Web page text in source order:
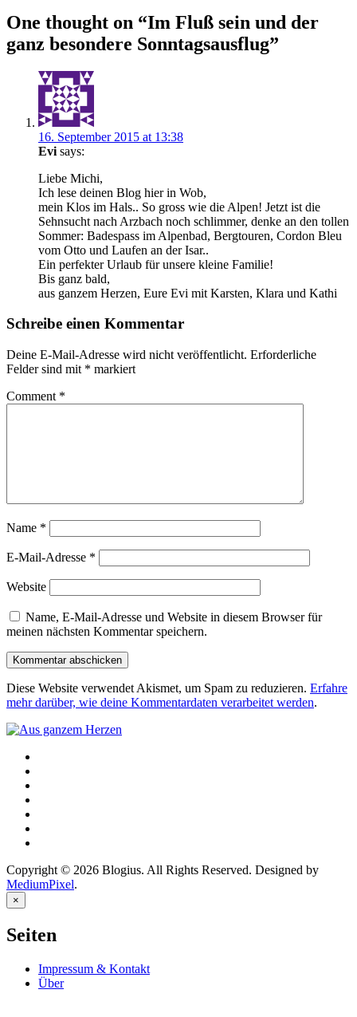
Beitragsnavigation
One thought on “Im Fluß sein und der
ganz besondere Sonntagsausflug”
16. September 2015 at 13:38
Evi says:
Liebe Michi,
Ich lese deinen Blog hier in Wob,
mein Klos im Hals.. So gross wie die Alpen! Jetzt ist die
Sehnsucht nach Arzbach noch schlimmer, denke an den tollen
Sommer: Badespass im Alpenbad, Bergtouren, Cordon Bleu
vom Otto und Laufen an der Isar..
Ein perfekter Urlaub für unsere kleine Familie!
Bis ganz bald,
aus ganzem Herzen, Eure Evi mit Karsten, Klara und Kathi
Schreibe einen Kommentar
Deine E-Mail-Adresse wird nicht veröffentlicht. Erforderliche
Felder sind mit * markiert
Comment *
Name *
E-Mail-Adresse *
Website
Name, E-Mail-Adresse und Website in diesem Browser für
meinen nächsten Kommentar speichern.
Diese Website verwendet Akismet, um Spam zu reduzieren. Erfahre
mehr darüber, wie deine Kommentardaten verarbeitet werden.
Copyright © 2026 Blogius. All Rights Reserved. Designed by
MediumPixel.
×
Seiten
Impressum & Kontakt
Über